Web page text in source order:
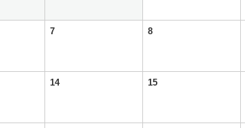
7 8
14 15